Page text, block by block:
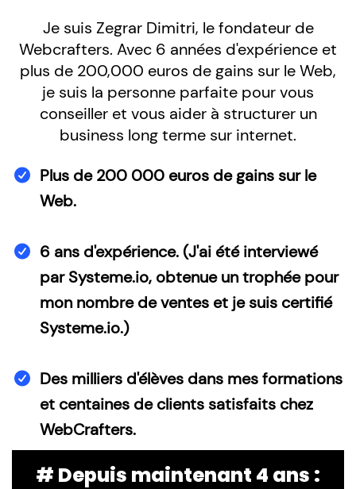
Je suis Zegrar Dimitri, le fondateur de
Webcrafters. Avec 6 années d'expérience et
plus de 200,000 euros de gains sur le Web,
je suis la personne parfaite pour vous
conseiller et vous aider à structurer un
business long terme sur internet.
Plus de 200 000 euros de gains sur le
Web.
6 ans d'expérience. (J'ai été interviewé
par Systeme.io, obtenue un trophée pour
mon nombre de ventes et je suis certifié
Systeme.io.)
Des milliers d'élèves dans mes formations
et centaines de clients satisfaits chez
WebCrafters.
# Depuis maintenant 4 ans :